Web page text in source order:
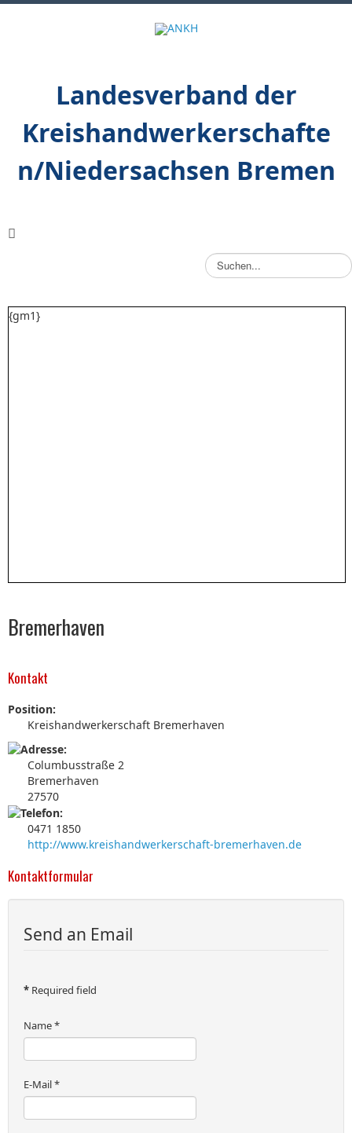
Landesverband der
Kreishandwerkerschafte
n/Niedersachsen Bremen
S
u
h
{gm1}
Bremerhaven
Kontakt
Position:
Kreishandwerkerschaft Bremerhaven
Columbusstraße 2
Bremerhaven
27570
0471 1850
http://www.kreishandwerkerschaft-bremerhaven.de
Kontaktformular
Send an Email
* Required field
Name*
E-Mail*